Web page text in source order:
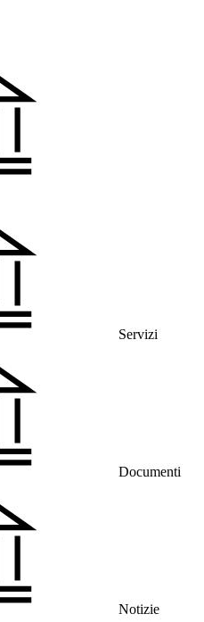
Servizi
Documenti
Notizie